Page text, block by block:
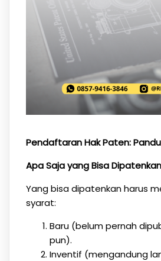
Pendaftaran Hak Paten:
Apa Saja yang Bisa Dipatenkan
Yang bisa dipatenkan harus
syarat:
Baru (belum pernah
pun).
Inventif (mengandung